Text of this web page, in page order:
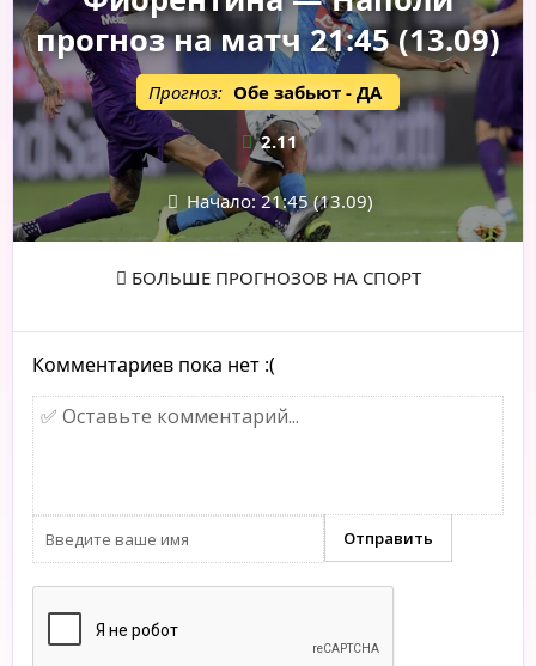
прогноз на матч 21:45 (13.09)
Прогноз: Обе забьют - ДА
2.11
Начало: 21:45 (13.09)
БОЛЬШЕ ПРОГНОЗОВ НА СПОРТ
Комментариев пока нет :(